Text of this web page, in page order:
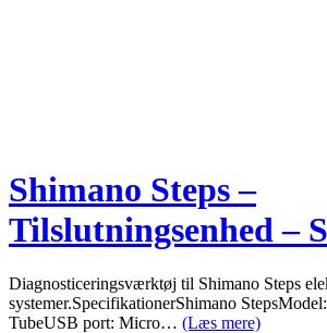
Shimano Steps –
Tilslutningsenhed –
Diagnosticeringsværktøj til Shimano Steps
systemer.SpecifikationerShimano
TubeUSB port: Micro… (Læs mere)